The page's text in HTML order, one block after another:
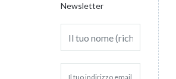
Newsletter